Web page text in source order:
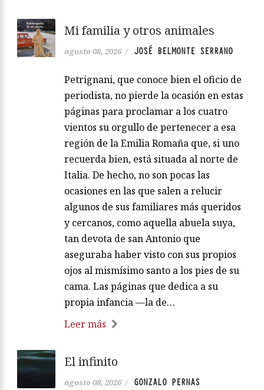
Mi familia y otros animales
agosto 08, 2026 / JOSÉ BELMONTE SERRANO
Petrignani, que conoce bien el oficio de
periodista, no pierde la ocasión en estas
páginas para proclamar a los cuatro
vientos su orgullo de pertenecer a esa
región de la Emilia Romaña que, si uno
recuerda bien, está situada al norte de
Italia. De hecho, no son pocas las
ocasiones en las que salen a relucir
algunos de sus familiares más queridos
y cercanos, como aquella abuela suya,
tan devota de san Antonio que
aseguraba haber visto con sus propios
ojos al mismísimo santo a los pies de su
cama. Las páginas que dedica a su
propia infancia —la de…
Leer más
El infinito
agosto 08, 2026 / GONZALO PERNAS